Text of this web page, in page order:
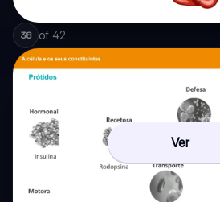
38 of 42
Ver